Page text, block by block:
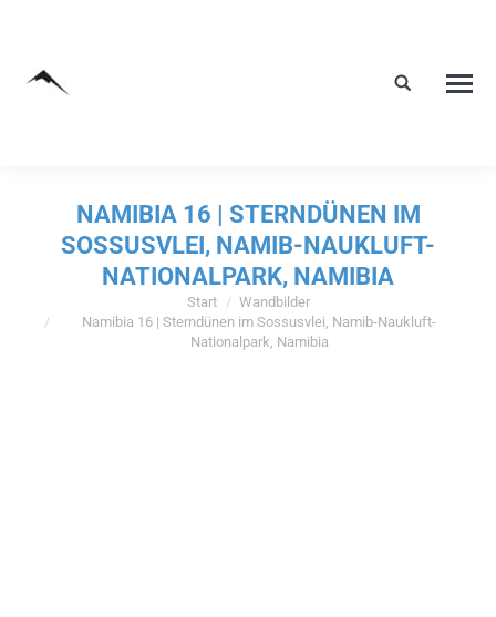
NAMIBIA 16 | STERNDÜNEN IM
SOSSUSVLEI, NAMIB-NAUKLUFT-
NATIONALPARK, NAMIBIA
Start
Wandbilder
Namibia 16 | Sterndünen im Sossusvlei, Namib-Naukluft-
Nationalpark, Namibia